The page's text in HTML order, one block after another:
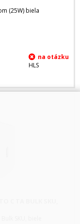
(25W) biela
HLS